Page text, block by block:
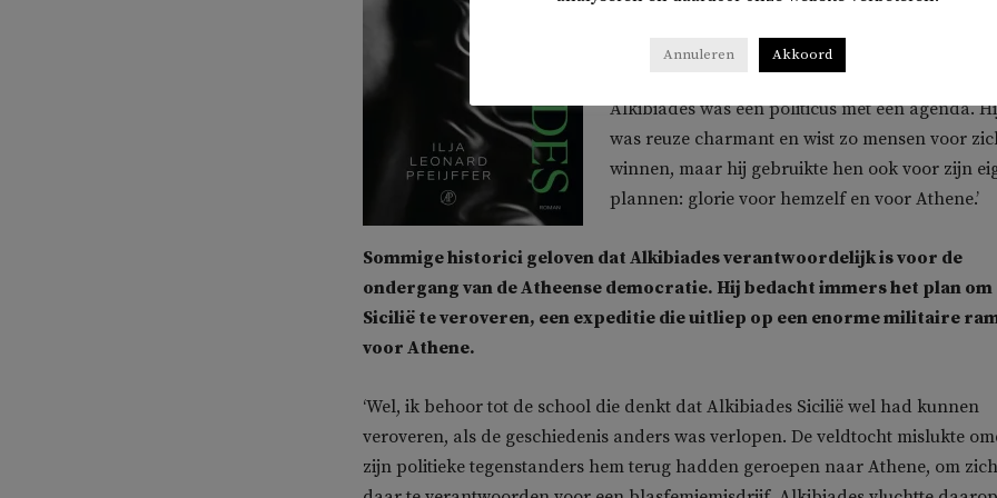
‘Dat deed ik natuurlijk expres in mijn boek.
Alkibiades was een politicus met een agenda.
was reuze charmant en wist zo mensen voor
winnen, maar hij gebruikte hen ook voor zijn
plannen: glorie voor hemzelf en voor Athene.’
Sommige historici geloven dat Alkibiades verantwoordelijk is voor de
ondergang van de Atheense democratie. Hij bedacht immers het plan om
Sicilië te veroveren, een expeditie die uitliep op een enorme militaire
voor Athene.
‘Wel, ik behoor tot de school die denkt dat Alkibiades Sicilië wel had kunnen
veroveren, als de geschiedenis anders was verlopen. De veldtocht mislukte
zijn politieke tegenstanders hem terug hadden geroepen naar Athene, om zich
Annuleren Akkoord